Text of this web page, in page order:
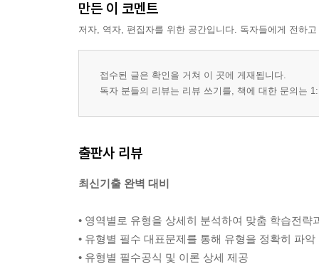
만든 이 코멘트
저자, 역자, 편집자를 위한 공간입니다. 독자들에게 전하
접수된 글은 확인을 거쳐 이 곳에 게재됩니다.
독자 분들의 리뷰는 리뷰 쓰기를, 책에 대한 문의는
출판사 리뷰
최신기출 완벽 대비
• 영역별로 유형을 상세히 분석하여 맞춤 학습전략
• 유형별 필수 대표문제를 통해 유형을 정확히 파악
• 유형별 필수공식 및 이론 상세 제공